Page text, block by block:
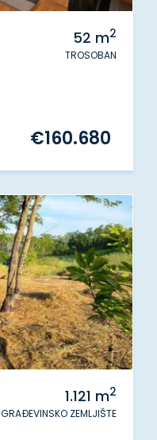
52 m2
TROSOBAN
€160.680
1.121 m2
GRAĐEVINSKO ZEMLJIŠTE